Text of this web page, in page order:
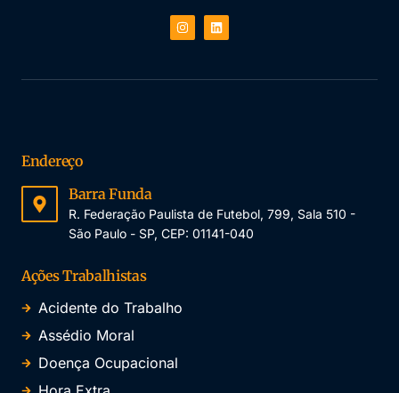
Endereço
Barra Funda
R. Federação Paulista de Futebol, 799, Sala 510 -
São Paulo - SP, CEP: 01141-040
Ações Trabalhistas
Acidente do Trabalho
Assédio Moral
Doença Ocupacional